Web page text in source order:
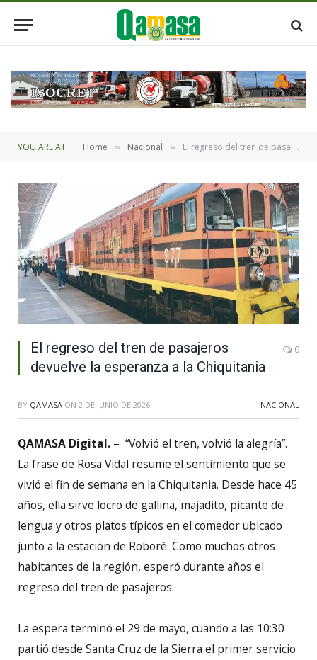
YOU ARE AT: Home » Nacional » El regreso del tren de pasajeros devuelve la esperanza a la Chiquitania
El regreso del tren de pasajeros
devuelve la esperanza a la Chiquitania
0
BY QAMASA ON 2 DE JUNIO DE 2026 NACIONAL
QAMASA Digital. – “Volvió el tren, volvió la alegría”.
La frase de Rosa Vidal resume el sentimiento que se
vivió el fin de semana en la Chiquitania. Desde hace 45
años, ella sirve locro de gallina, majadito, picante de
lengua y otros platos típicos en el comedor ubicado
junto a la estación de Roboré. Como muchos otros
habitantes de la región, esperó durante años el
regreso del tren de pasajeros.
La espera terminó el 29 de mayo, cuando a las 10:30
partió desde Santa Cruz de la Sierra el primer servicio